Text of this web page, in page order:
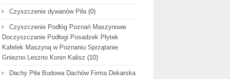
Czyszczenie dywanów Piła(0)
Czyszczenie Podłóg Poznań Maszynowe
Doczyszczanie Podłogi Posadzek Płytek
Kafelek Maszyną w Poznaniu Sprzątanie
Gniezno Leszno Konin Kalisz (10)
Dachy Piła Budowa Dachów Firma Dekarska